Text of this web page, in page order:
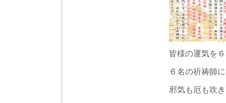
皆様の運気を
６名の祈祷師
邪気も厄も吹